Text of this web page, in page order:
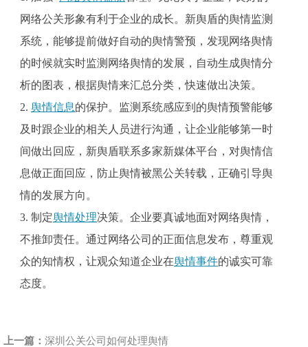
网络公关形象有利于企业的成长。新舆盾的舆情监测
系统，能够提前做好自动的舆情警预，发现网络舆情
的时候就实时监测网络舆情的发展，自动生成舆情分
析的图表，根据舆情来汇总分类，快速做出决策。
2. 舆情信息的保护。监测系统感应到的舆情预警能够
及时跟企业的相关人员进行沟通，让企业能够第一时
间做出回应，新舆盾联系多家新媒体平台，对舆情信
息做正面回应，防止舆情被黑公关转载，正确引导舆
情的发展方向。
3. 制定舆情处理决策。企业要真诚地面对网络舆情，
不推卸责任。通过网络公司的正面信息发布，尊重观
众的知情权，让观众知道企业在舆情事件的诚实可靠
态度。
上一篇： 深圳公关公司如何处理舆情